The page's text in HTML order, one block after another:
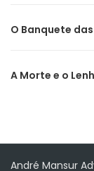
O Banquete
A Morte e o
André Mansur